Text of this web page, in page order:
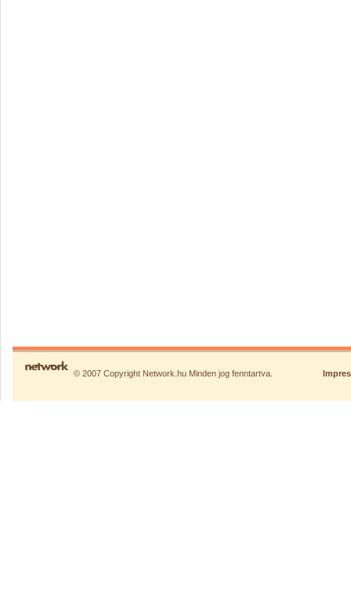
© 2007 Copyright Network.hu Minden jog fenntartva.